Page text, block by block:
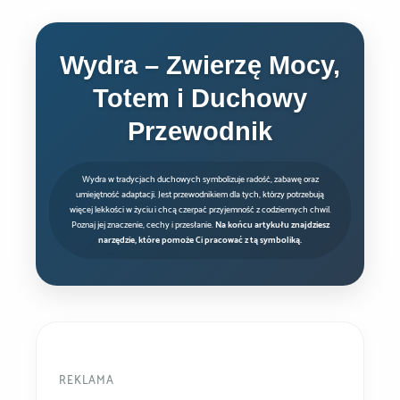
Wydra – Zwierzę Mocy,
Totem i Duchowy
Przewodnik
Wydra w tradycjach duchowych symbolizuje radość, zabawę oraz
umiejętność adaptacji. Jest przewodnikiem dla tych, którzy potrzebują
więcej lekkości w życiu i chcą czerpać przyjemność z codziennych chwil.
Poznaj jej znaczenie, cechy i przesłanie.Na końcu artykułu znajdziesz
narzędzie, które pomoże Ci pracować z tą symboliką.
REKLAMA